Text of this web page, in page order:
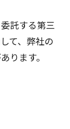
託する第三
て、弊社の
ります。